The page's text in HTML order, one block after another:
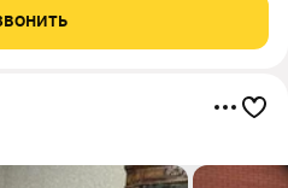
сразу